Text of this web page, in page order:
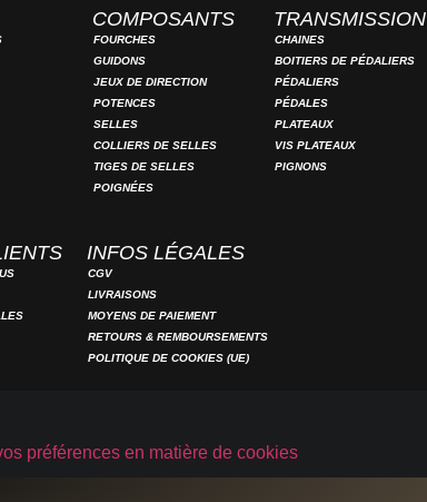
COMPOSANTS
FOURCHES
GUIDONS
JEUX DE DIRECTION
POTENCES
SELLES
COLLIERS DE SELLES
TIGES DE SELLES
POIGNÉES
TRANSMISSION
CHAINES
BOITIERS DE PÉDALIERS
PÉDALIERS
PÉDALES
PLATEAUX
VIS PLATEAUX
PIGNONS
INFOS LÉGALES
CGV
LIVRAISONS
MOYENS DE PAIEMENT
RETOURS & REMBOURSEMENTS
POLITIQUE DE COOKIES (UE)
préférences en matière de cookies